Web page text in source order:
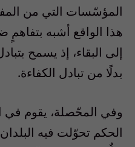
المؤسّسات التي من
هذا الواقع أشبه
إلى البقاء، إذ يسمح
بدلًا من تبادل الكفاءة.
وفي المحّصلة، يقوم
الحكم تحوّلت فيه